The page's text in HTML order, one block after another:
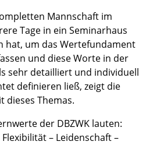
Mannschaft im
Tage in ein Seminarhaus
hat, um das Wertefundament
und diese Worte in der
sehr detailliert und individuell
definieren ließ, zeigt die
dieses Themas.
der DBZWK lauten:
– Leidenschaft –